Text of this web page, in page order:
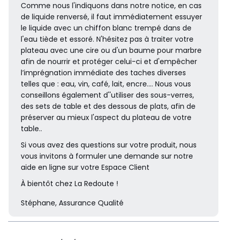
Comme nous l'indiquons dans notre notice, en cas
de liquide renversé, il faut immédiatement essuyer
le liquide avec un chiffon blanc trempé dans de
l'eau tiède et essoré. N'hésitez pas à traiter votre
plateau avec une cire ou d'un baume pour marbre
afin de nourrir et protéger celui-ci et d'empêcher
l’imprégnation immédiate des taches diverses
telles que : eau, vin, café, lait, encre.... Nous vous
conseillons également d''utiliser des sous-verres,
des sets de table et des dessous de plats, afin de
préserver au mieux l'aspect du plateau de votre
table..
Si vous avez des questions sur votre produit, nous
vous invitons à formuler une demande sur notre
aide en ligne sur votre Espace Client
À bientôt chez La Redoute !
Stéphane, Assurance Qualité